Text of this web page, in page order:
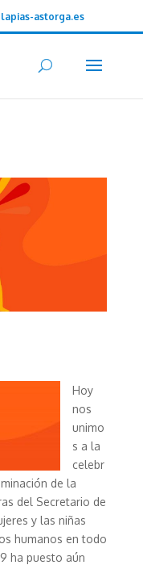
astorga.es
Hoy
nos
unimo
s a la
celebr
de la
del Secretario de
y las niñas
humanos en todo
ha puesto aún